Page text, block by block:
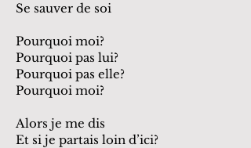
Se sauver de soi
Pourquoi moi?
Pourquoi pas lui?
Pourquoi pas elle?
Pourquoi moi?
Alors je me dis
Et si je partais loin d’ici?